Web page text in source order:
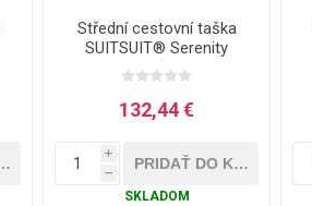
Střední cestovní taška
SUITSUIT® Serenity
Black Olive - černá - 36 L
132,44 €
i
h
SKLADOM